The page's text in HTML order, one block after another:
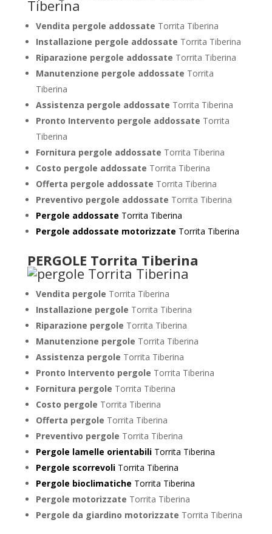
Vendita pergole addossate Torrita Tiberina
Installazione pergole addossate Torrita Tiberina
Riparazione pergole addossate Torrita Tiberina
Manutenzione pergole addossate Torrita
Tiberina
Assistenza pergole addossate Torrita Tiberina
Pronto Intervento pergole addossate Torrita
Tiberina
Fornitura pergole addossate Torrita Tiberina
Costo pergole addossate Torrita Tiberina
Offerta pergole addossate Torrita Tiberina
Preventivo pergole addossate Torrita Tiberina
Pergole addossate Torrita Tiberina
Pergole addossate motorizzate Torrita Tiberina
PERGOLE Torrita Tiberina
Vendita pergole Torrita Tiberina
Installazione pergole Torrita Tiberina
Riparazione pergole Torrita Tiberina
Manutenzione pergole Torrita Tiberina
Assistenza pergole Torrita Tiberina
Pronto Intervento pergole Torrita Tiberina
Fornitura pergole Torrita Tiberina
Costo pergole Torrita Tiberina
Offerta pergole Torrita Tiberina
Preventivo pergole Torrita Tiberina
Pergole lamelle orientabiliTorrita Tiberina
Pergole scorrevoliTorrita Tiberina
Pergole bioclimatiche Torrita Tiberina
Pergole motorizzate Torrita Tiberina
Pergole da giardino motorizzate Torrita Tiberina